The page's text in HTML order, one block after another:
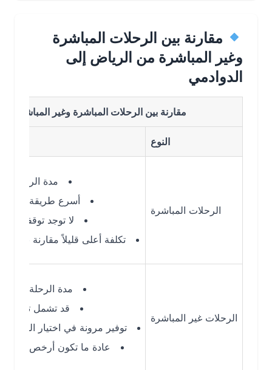
مقارنة بين الرحلات المباشرة
وغير المباشرة من الرياض إلى
الدوادمي
مقارنة بين الرحلات المباشرة وغير المباشرة من
الرحلات المباشرة
مدة الرحلة: 1 ساعة و5 دقائق
أسرع طريقة للوصول إلى
لا توجد توقفات أو
تكلفة أعلى قليلاً مقارنة بالرحلات
الرحلات غير المباشرة
مدة الرحلة: 5 ساعات و55 دقيقة
قد تشمل توقفات في
توفير مرونة في اختيار الوجهات
عادة ما تكون أرخص من الرحلات